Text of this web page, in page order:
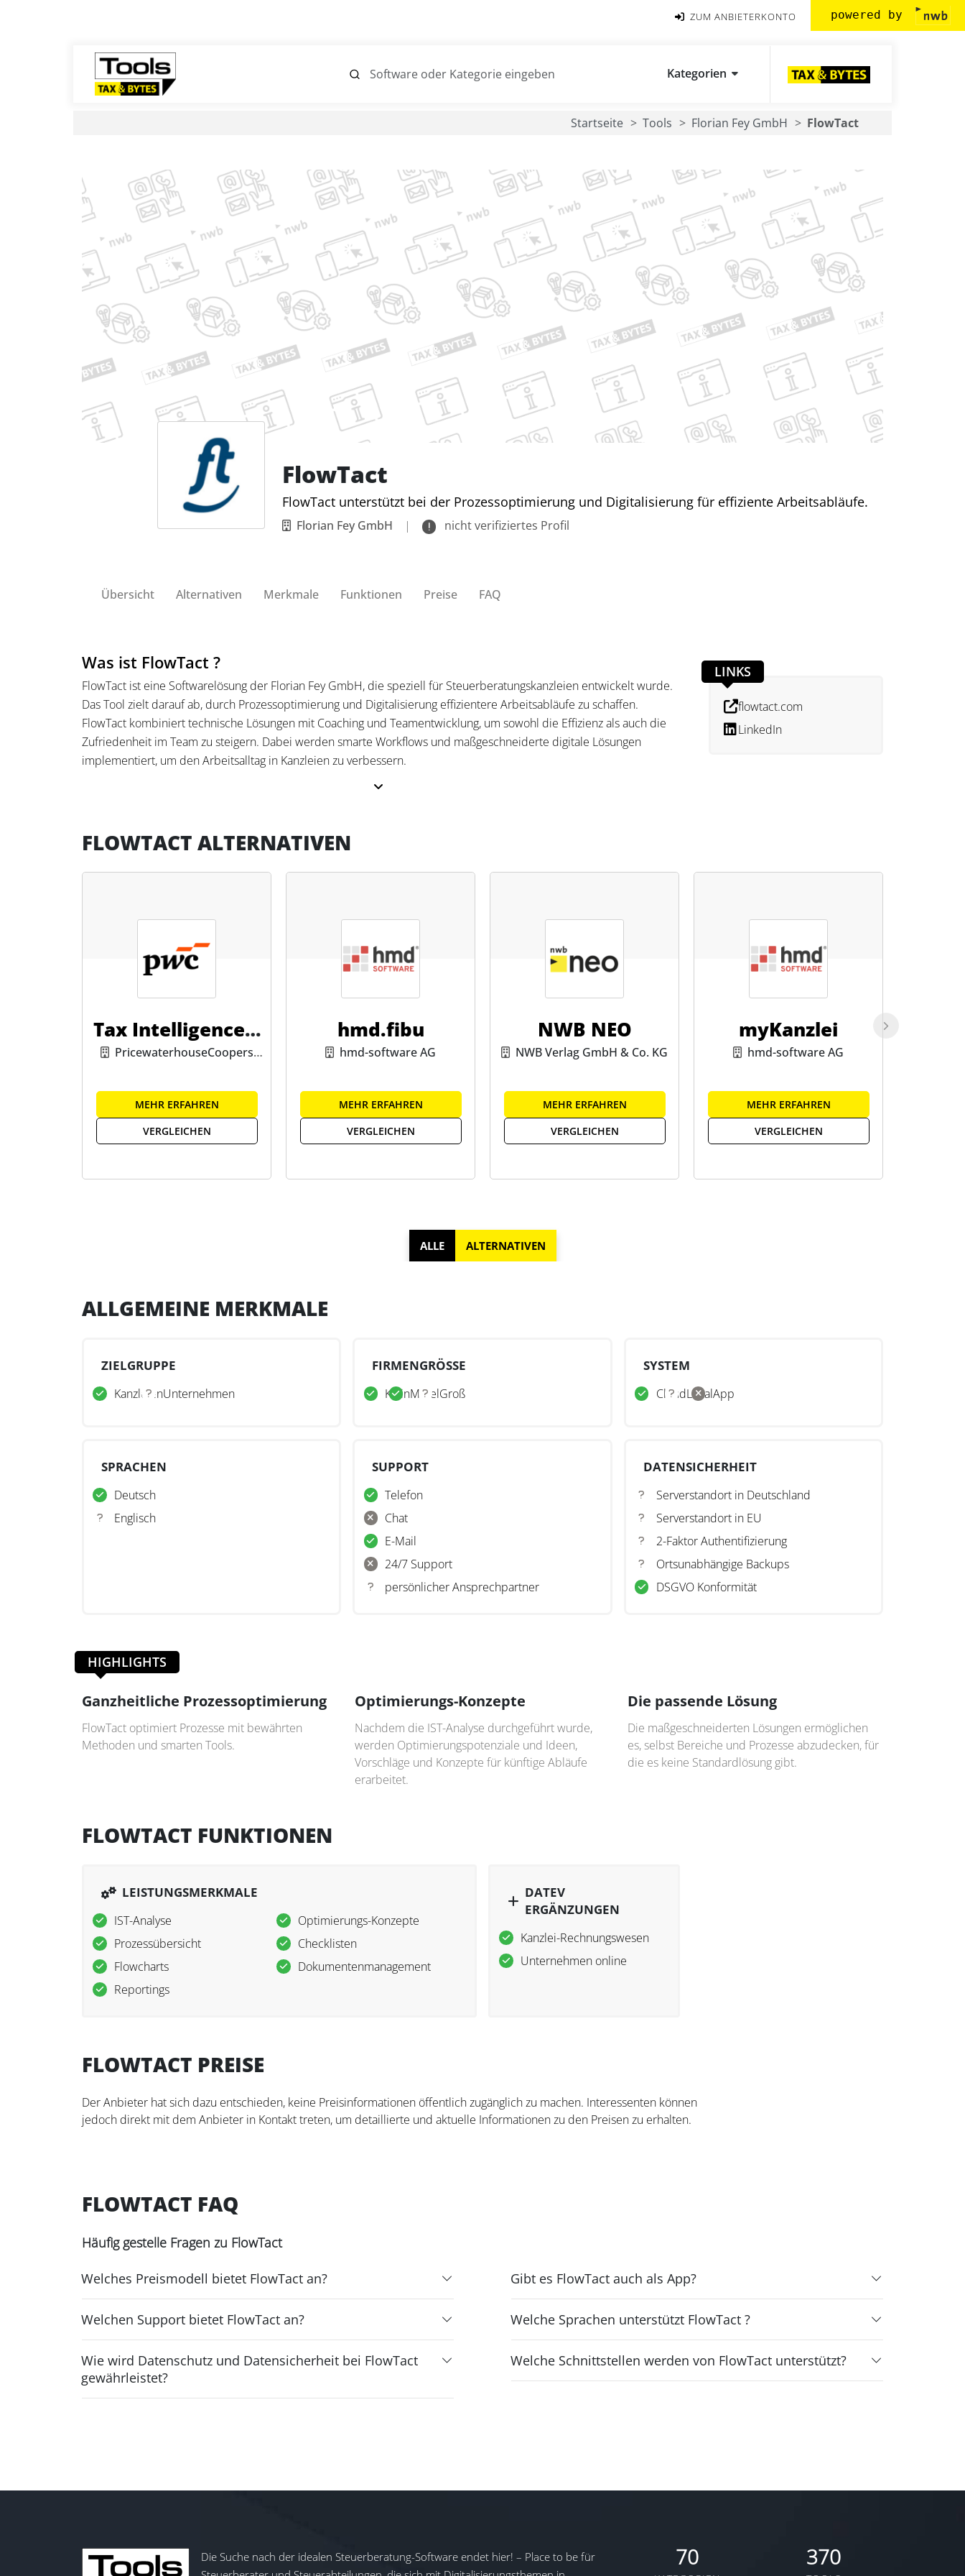
ZUM ANBIETERKONTO powered by
Kategorien
Startseite Tools Florian Fey GmbH FlowTact
FlowTact
FlowTact unterstützt bei der Prozessoptimierung und Digitalisierung für effiziente Arbeitsabläufe.
Florian Fey GmbH | nicht verifiziertes Profil
Übersicht Alternativen Merkmale Funktionen Preise FAQ
Was ist FlowTact ?
FlowTact ist eine Softwarelösung der Florian Fey GmbH, die speziell für Steuerberatungskanzleien entwickelt wurde.
Das Tool zielt darauf ab, durch Prozessoptimierung und Digitalisierung effizientere Arbeitsabläufe zu schaffen.
FlowTact kombiniert technische Lösungen mit Coaching und Teamentwicklung, um sowohl die Effizienz als auch die
Zufriedenheit im Team zu steigern. Dabei werden smarte Workflows und maßgeschneiderte digitale Lösungen
implementiert, um den Arbeitsalltag in Kanzleien zu verbessern.
reibungslose Abläufe, indem es bestehende Prozesse analysiert, optimiert und in digitale Lösungen überführt.
wesentliche Aufgaben verschafft. Zudem unterstützt FlowTact die Teamdynamik und steigert die Motivation, indem
LINKS
flowtact.com
LinkedIn
FLOWTACT ALTERNATIVEN
Tax Intelligence S
uite
PricewaterhouseCoopers
MEHR ERFAHREN
VERGLEICHEN
hmd.fibu
hmd-software AG
MEHR ERFAHREN
VERGLEICHEN
NWB NEO
NWB Verlag GmbH & Co. KG
MEHR ERFAHREN
VERGLEICHEN
myKanzlei
hmd-software AG
MEHR ERFAHREN
VERGLEICHEN
ALLE ALTERNATIVEN
ALLGEMEINE MERKMALE
ZIELGRUPPE
KanzleienUnternehmen
FIRMENGRÖSSE
KleinMittelGroß
SYSTEM
CloudLokalApp
SPRACHEN
Deutsch
Englisch
SUPPORT
Telefon
Chat
E-Mail
24/7 Support
persönlicher Ansprechpartner
DATENSICHERHEIT
Serverstandort in Deutschland
Serverstandort in EU
2-Faktor Authentifizierung
Ortsunabhängige Backups
DSGVO Konformität
HIGHLIGHTS
Ganzheitliche Prozessoptimierung
FlowTact optimiert Prozesse mit bewährten
Methoden und smarten Tools.
Optimierungs-Konzepte
Nachdem die IST-Analyse durchgeführt wurde,
werden Optimierungspotenziale und Ideen,
Vorschläge und Konzepte für künftige Abläufe
erarbeitet.
Die passende Lösung
Die maßgeschneiderten Lösungen ermöglichen
es, selbst Bereiche und Prozesse abzudecken, für
die es keine Standardlösung gibt.
FLOWTACT FUNKTIONEN
LEISTUNGSMERKMALE
IST-Analyse
Prozessübersicht
Flowcharts
Reportings
Optimierungs-Konzepte
Checklisten
Dokumentenmanagement
DATEV
ERGÄNZUNGEN
Kanzlei-Rechnungswesen
Unternehmen online
FLOWTACT PREISE
Der Anbieter hat sich dazu entschieden, keine Preisinformationen öffentlich zugänglich zu machen. Interessenten können
jedoch direkt mit dem Anbieter in Kontakt treten, um detaillierte und aktuelle Informationen zu den Preisen zu erhalten.
FLOWTACT FAQ
Häufig gestelle Fragen zu FlowTact
Welches Preismodell bietet FlowTact an?
Welchen Support bietet FlowTact an?
Wie wird Datenschutz und Datensicherheit bei FlowTact
gewährleistet?
Gibt es FlowTact auch als App?
Welche Sprachen unterstützt FlowTact ?
Welche Schnittstellen werden von FlowTact unterstützt?
Die Suche nach der idealen Steuerberatung-Software endet hier! – Place to be für
70 370